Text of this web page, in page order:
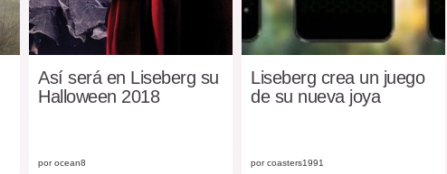
Así será en Liseberg su
Halloween 2018
por ocean8
Liseberg crea un juego
de su nueva joya
por coasters1991